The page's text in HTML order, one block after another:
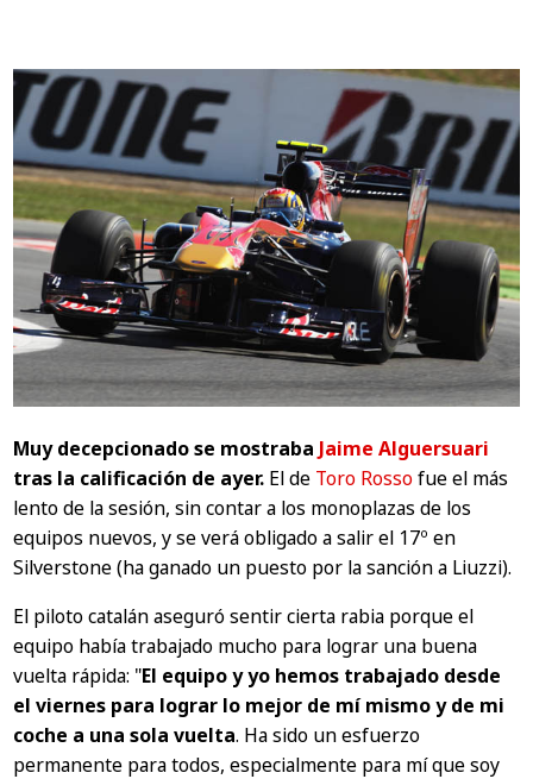
Muy decepcionado se mostraba Jaime Alguersuari
tras la calificación de ayer. El de Toro Rossofue el más
lento de la sesión, sin contar a los monoplazas de los
equipos nuevos, y se verá obligado a salir el 17º en
Silverstone (ha ganado un puesto por la sanción a Liuzzi).
El piloto catalán aseguró sentir cierta rabia porque el
equipo había trabajado mucho para lograr una buena
vuelta rápida: "El equipo y yo hemos trabajado desde
el viernes para lograr lo mejor de mí mismo y de mi
coche a una sola vuelta. Ha sido un esfuerzo
permanente para todos, especialmente para mí que soy